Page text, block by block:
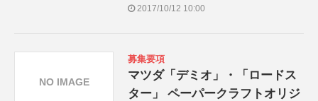
2017/10/12 10:00
募集要項
マツダ「デミオ」・「ロードス
ター」 ペーパークラフトオリジ
NO IMAGE